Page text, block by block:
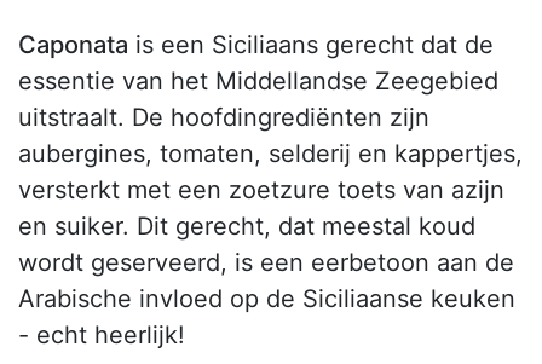
Caponata is een Siciliaans gerecht dat de
essentie van het Middellandse Zeegebied
uitstraalt. De hoofdingrediënten zijn
aubergines, tomaten, selderij en kappertjes,
versterkt met een zoetzure toets van azijn
en suiker. Dit gerecht, dat meestal koud
wordt geserveerd, is een eerbetoon aan de
Arabische invloed op de Siciliaanse keuken
- echt heerlijk!